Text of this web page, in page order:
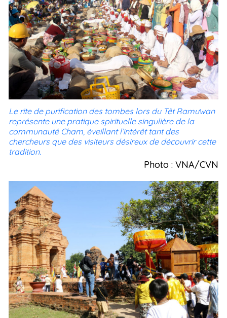
Le rite de purification des tombes lors du Têt Ramưwan
représente une pratique spirituelle singulière de la
communauté Cham, éveillant l’intérêt tant des
chercheurs que des visiteurs désireux de découvrir cette
tradition.
Photo : VNA/CVN